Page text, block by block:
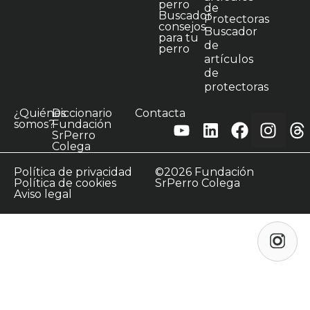
perro
Buscador
consejos
para tu
perro
de
Protectoras
Buscador
de
artículos
de
protectoras
¿Quiénes
somos?
Diccionario
Fundación
SrPerro
Colega
Contacta
Política de privacidad
Política de cookies
Aviso legal
©2026 Fundación
SrPerro Colega